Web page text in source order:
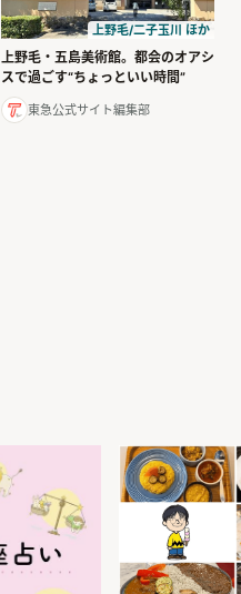
上野毛/二子玉川 ほか
上野毛・五島美術館。都会のオアシ
スで過ごす“ちょっといい時間”
東急公式サイト編集部